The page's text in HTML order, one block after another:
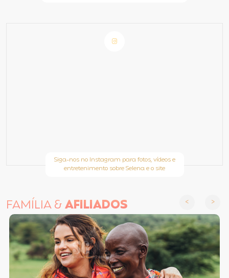
Siga-nos no Instagram para fotos, vídeos e
entretenimento sobre Selena e o site
FAMÍLIA &AFILIADOS